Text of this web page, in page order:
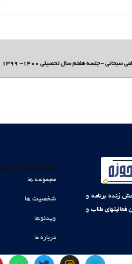
-جلسه هفتم سال تحصیلی 1400- 1399
زنده برنامه و
طلاب و
دسترسی سریع
مجموعه ها
شخصیت ها
ویدئوها
درباره ما
T
I
T
W